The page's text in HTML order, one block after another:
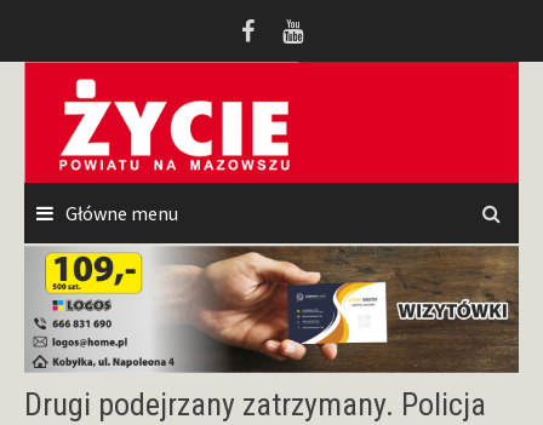
Główne menu
Drugi podejrzany zatrzymany. Policja